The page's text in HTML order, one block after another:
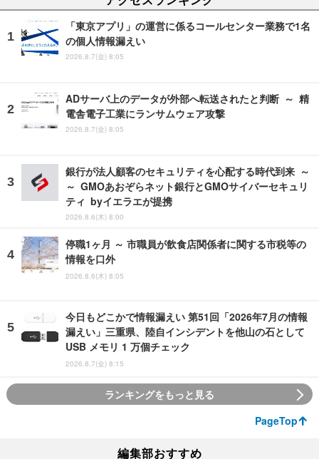
「東京アプリ」の運営に係るコールセンター業務で1名
の個人情報漏えい
2026.8.7(金) 8:05
ADサーバ上のデータが外部へ転送されたと判断 ～ 精
電舎電子工業にランサムウェア攻撃
2026.8.7(金) 8:05
銀行が法人顧客のセキュリティを心配する時代到来 ～
～ GMOあおぞらネット銀行とGMOサイバーセキュリ
ティ byイエラエが提携
2026.8.6(木) 8:00
停職1ヶ月 ～ 市職員が飲食店関係者に関する市税等の
情報を口外
2026.8.6(木) 8:05
今日もどこかで情報漏えい 第51回「2026年7月の情報
漏えい」三重県、陸自インシデントを他山の石として
USB メモリ 1 万個チェック
2026.8.7(金) 8:15
ランキングをもっと見る
PageTop
編集部おすすめ